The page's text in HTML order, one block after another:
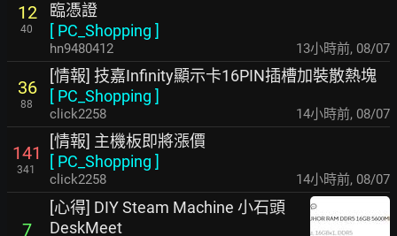
12
40
臨憑證
[ PC_Shopping ]
hn9480412 13小時前, 08/07
36
88
[情報] 技嘉Infinity顯示卡16PIN插槽加裝散熱塊
[ PC_Shopping ]
click2258 14小時前, 08/07
141
341
[情報] 主機板即將漲價
[ PC_Shopping ]
click2258 14小時前, 08/07
7
[心得] DIY Steam Machine 小石頭
DeskMeet